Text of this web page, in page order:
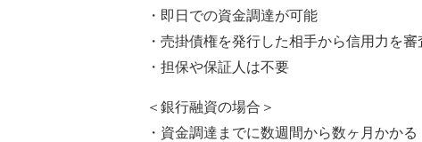
・即日での資金調達が可能
・売掛債権を発行した相手から信用力を審
・担保や保証人は不要
＜銀行融資の場合＞
・資金調達までに数週間から数ヶ月かかる